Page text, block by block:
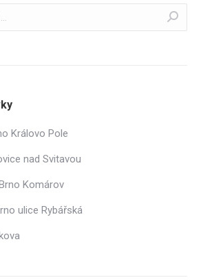
Královo Pole
nad Svitavou
Komárov
ulice Rybářská